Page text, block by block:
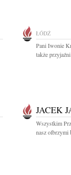
ŁÓDŹ
Pani Iwonie
także
JACEK
Wszystkim
nasz olbrzymi